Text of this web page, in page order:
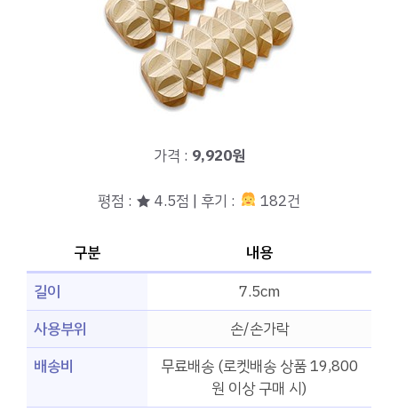
가격 : 9,920원
평점 : ★ 4.5점 | 후기 : 182건
구분
내용
길이
7.5cm
사용부위
손/손가락
배송비
무료배송 (로켓배송 상품 19,800
원 이상 구매 시)